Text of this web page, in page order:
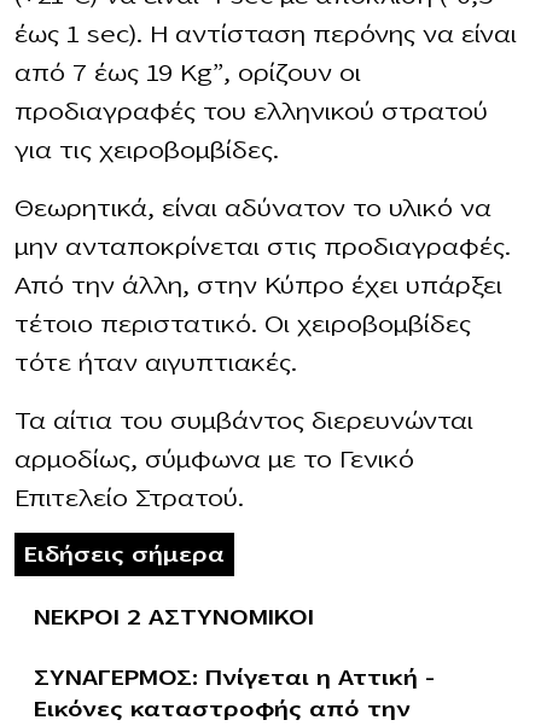
έως 1 sec). Η αντίσταση περόνης να είναι
από 7 έως 19 Kg”, ορίζουν οι
προδιαγραφές του ελληνικού στρατού
για τις χειροβομβίδες.
Θεωρητικά, είναι αδύνατον το υλικό να
μην ανταποκρίνεται στις προδιαγραφές.
Από την άλλη, στην Κύπρο έχει υπάρξει
τέτοιο περιστατικό. Οι χειροβομβίδες
τότε ήταν αιγυπτιακές.
Τα αίτια του συμβάντος διερευνώνται
αρμοδίως, σύμφωνα με το Γενικό
Επιτελείο Στρατού.
Ειδήσεις σήμερα
ΝΕΚΡΟΙ 2 ΑΣΤΥΝΟΜΙΚΟΙ
ΣΥΝΑΓΕΡΜΟΣ: Πνίγεται η Αττική –
Εικόνες καταστροφής από την